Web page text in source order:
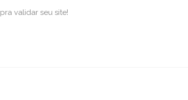
validar seu site!